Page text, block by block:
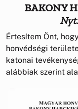
BAKONY
Értesítem Önt,
honvédségi
katonai
alábbiak szerint